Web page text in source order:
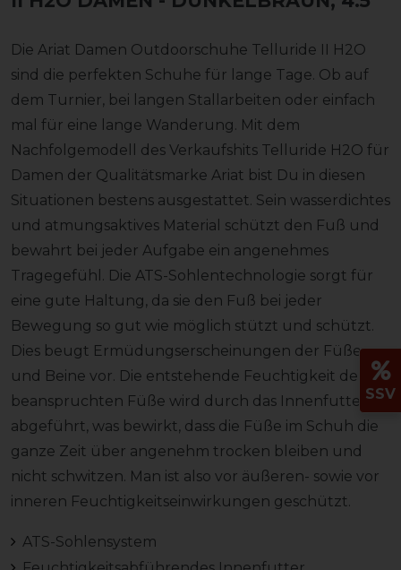
Die Ariat Damen Outdoorschuhe Telluride II H2O
sind die perfekten Schuhe für lange Tage. Ob auf
dem Turnier, bei langen Stallarbeiten oder einfach
mal für eine lange Wanderung. Mit dem
Nachfolgemodell des Verkaufshits Telluride H2O für
Damen der Qualitätsmarke Ariat bist Du in diesen
Situationen bestens ausgestattet. Sein wasserdichtes
und atmungsaktives Material schützt den Fuß und
bewahrt bei jeder Aufgabe ein angenehmes
Tragegefühl. Die ATS-Sohlentechnologie sorgt für
eine gute Haltung, da sie den Fuß bei jeder
Bewegung so gut wie möglich stützt und schützt.
Dies beugt Ermüdungserscheinungen der Füße
und Beine vor. Die entstehende Feuchtigkeit der
beanspruchten Füße wird durch das Innenfutter
abgeführt, was bewirkt, dass die Füße im Schuh die
ganze Zeit über angenehm trocken bleiben und
nicht schwitzen. Man ist also vor äußeren- sowie vor
inneren Feuchtigkeitseinwirkungen geschützt.
ATS-Sohlensystem
SSV